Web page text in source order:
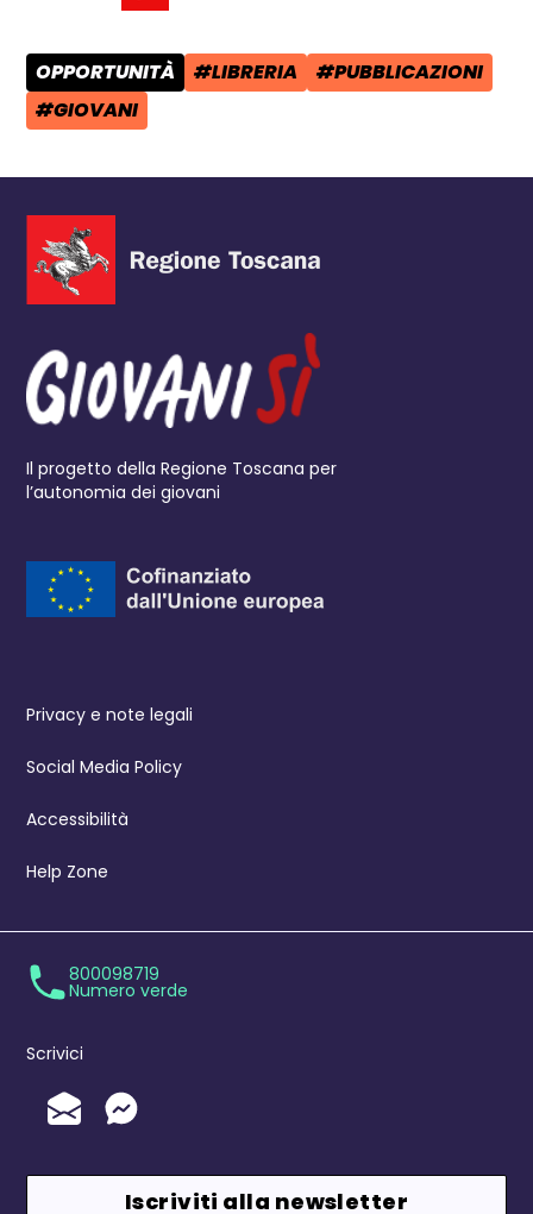
CATEGORIA POST:
OPPORTUNITÀ TAG:
#LIBRERIA TAG:
#PUBBLICAZIONI
TAG:
#GIOVANI
Il progetto della Regione Toscana per
l’autonomia dei giovani
Privacy e note legali
Social Media Policy
Accessibilità
Help Zone
800098719
Numero verde
Scrivici
Invia un'Email
Messenger
Iscriviti alla newsletter